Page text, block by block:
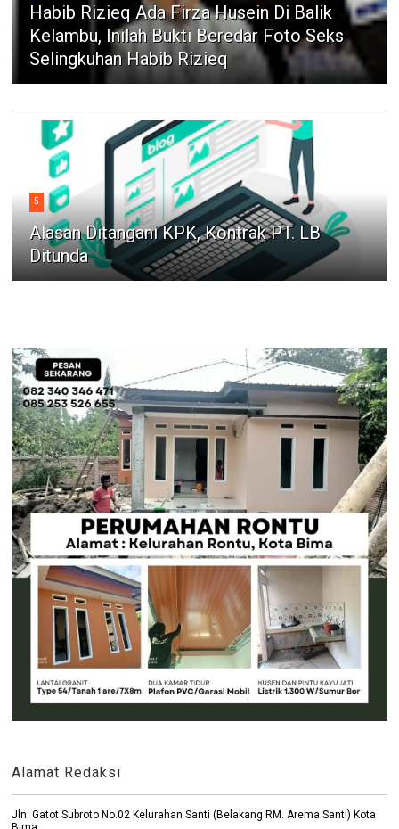
Habib Rizieq Ada Firza Husein Di Balik
Kelambu, Inilah Bukti Beredar Foto Seks
Selingkuhan Habib Rizieq
5
Alasan Ditangani KPK, Kontrak PT. LB
Ditunda
Alamat Redaksi
Jln. Gatot Subroto No.02 Kelurahan Santi (Belakang RM. Arema Santi) Kota